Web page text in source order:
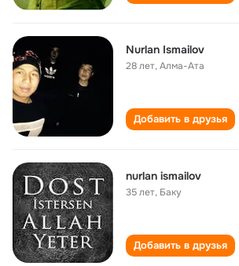
Nurlan Ismailov
28 лет,Алма-Ата
Добавить в друзья
nurlan ismailov
35 лет, Баку
Добавить в друзья